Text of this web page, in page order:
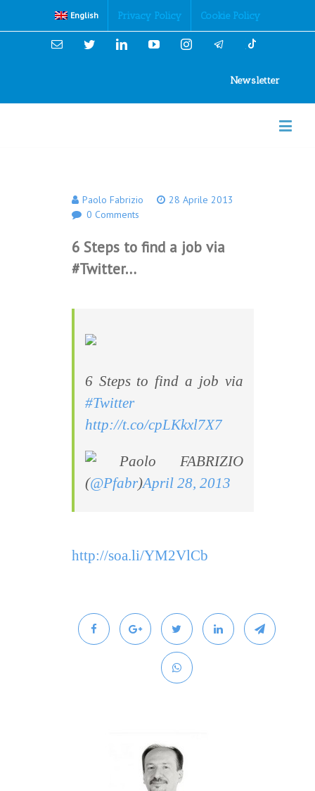
English Privacy Policy Cookie Policy
Email TwitterLinkedinYouTubeInstagram
Newsletter
Paolo Fabrizio
28 Aprile 2013
0 Comments
6 Steps to find a job via
#Twitter…
6 Steps to find a job via
#Twitter
http://t.co/cpLKkxl7X7
Paolo FABRIZIO
(@Pfabr)April 28, 2013
http://soa.li/YM2VlCb
Cookies Policy